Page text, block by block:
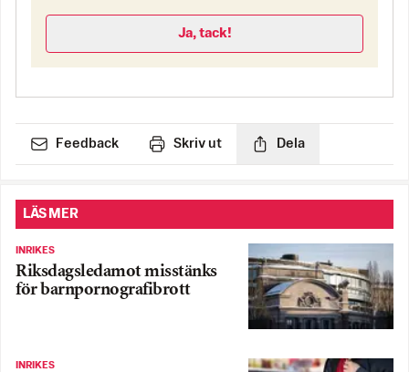
Ja, tack!
Feedback Skriv ut Dela
LÄS MER
INRIKES
Riksdagsledamot misstänks
för barnpornografibrott
INRIKES